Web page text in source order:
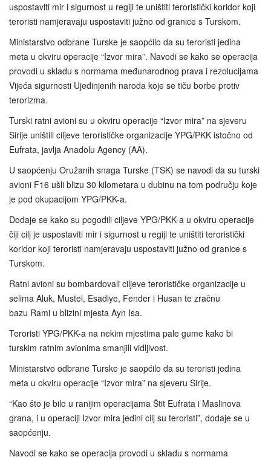
uspostaviti mir i sigurnost u regiji te uništiti teroristički koridor koji
teroristi namjeravaju uspostaviti južno od granice s Turskom.
Ministarstvo odbrane Turske je saopćilo da su teroristi jedina
meta u okviru operacije “Izvor mira”. Navodi se kako se operacija
provodi u skladu s normama međunarodnog prava i rezolucijama
Vijeća sigurnosti Ujedinjenih naroda koje se tiču borbe protiv
terorizma.
Turski ratni avioni su u okviru operacije “Izvor mira” na sjeveru
Sirije uništili ciljeve terorističke organizacije YPG/PKK istočno od
Eufrata, javlja Anadolu Agency (AA).
U saopćenju Oružanih snaga Turske (TSK) se navodi da su turski
avioni F16 ušli blizu 30 kilometara u dubinu na tom području koje
je pod okupacijom YPG/PKK-a.
Dodaje se kako su pogodili ciljeve YPG/PKK-a u okviru operacije
čiji cilj je uspostaviti mir i sigurnost u regiji te uništiti teroristički
koridor koji teroristi namjeravaju uspostaviti južno od granice s
Turskom.
Ratni avioni su bombardovali ciljeve terorističke organizacije u
selima Aluk, Mustel, Esadiye, Fender i Husan te zračnu
bazu Rami u blizini mjesta Ayn Isa.
Teroristi YPG/PKK-a na nekim mjestima pale gume kako bi
turskim ratnim avionima smanjili vidljivost.
Ministarstvo odbrane Turske je saopćilo da su teroristi jedina
meta u okviru operacije “Izvor mira” na sjeveru Sirije.
“Kao što je bilo u ranijim operacijama Štit Eufrata i Maslinova
grana, i u operaciji Izvor mira jedini cilj su teroristi”, dodaje se u
saopćenju.
Navodi se kako se operacija provodi u skladu s normama